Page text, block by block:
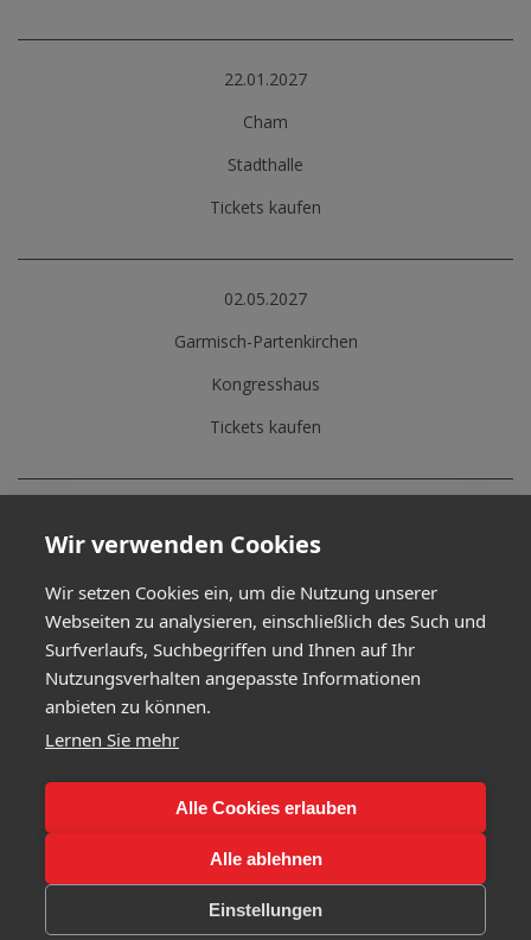
Wir verwenden Cookies
Wir setzen Cookies ein, um die Nutzung unserer
Webseiten zu analysieren, einschließlich des Such und
Surfverlaufs, Suchbegriffen und Ihnen auf Ihr
Nutzungsverhalten angepasste Informationen
anbieten zu können.
Lernen Sie mehr
Alle Cookies erlauben
Alle ablehnen
Einstellungen
22.01.2027
Cham
Stadthalle
Tickets kaufen
02.05.2027
Garmisch-Partenkirchen
Kongresshaus
Tickets kaufen
München
Circus Krone
Tickets kaufen
Augsburg
Tickets kaufen